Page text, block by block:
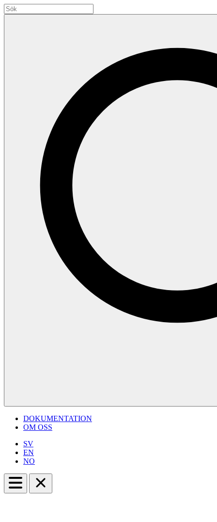
DOKUMENTATION
OM OSS
SV
EN
NO